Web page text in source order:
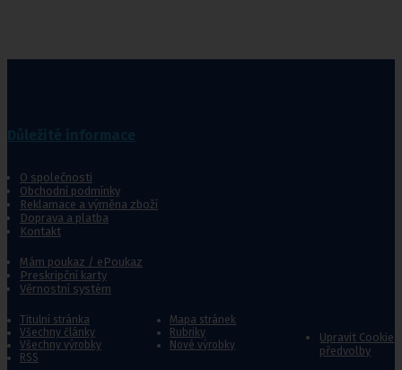
O společnosti
Obchodní podmínky
Reklamace a výměna zboží
Doprava a platba
Kontakt
Mám poukaz / ePoukaz
Preskripční karty
Věrnostní systém
Titulní stránka
Mapa stránek
Všechny články
Rubriky
Všechny výrobky
Nové výrobky
RSS
Upravit Cookie
předvolby